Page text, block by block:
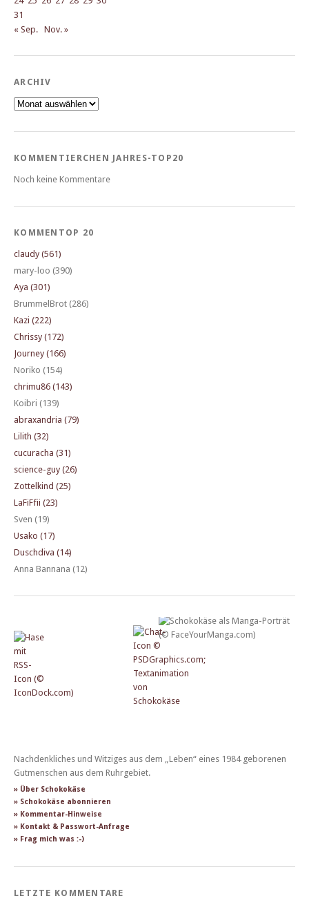
31
« Sep. Nov. »
ARCHIV
Archiv
KOMMENTIERCHEN JAHRES-TOP20
Noch keine Kommentare
KOMMENTOP 20
claudy (561)
mary-loo (390)
Aya (301)
BrummelBrot (286)
Kazi (222)
Chrissy (172)
Journey (166)
Noriko (154)
chrimu86 (143)
Koibri (139)
abraxandria (79)
Lilith (32)
cucuracha (31)
science-guy (26)
Zottelkind (25)
LaFiFfii (23)
Sven (19)
Usako (17)
Duschdiva (14)
Anna Bannana (12)
Nachdenkliches und Witziges aus dem „Leben“ eines 1984 geborenen
Gutmenschen aus dem Ruhrgebiet.
» Über Schokokäse
» Schokokäse abonnieren
» Kommentar-Hinweise
» Kontakt & Passwort-Anfrage
» Frag mich was :-)
LETZTE KOMMENTARE